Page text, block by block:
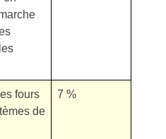
fours
de
7 %